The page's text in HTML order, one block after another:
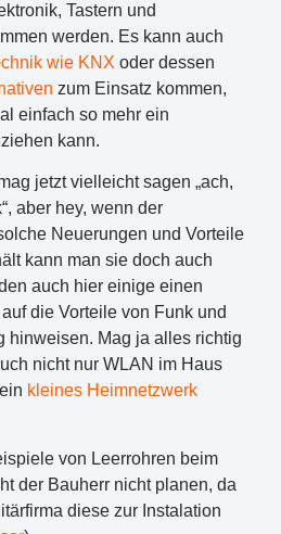
Tastern und
werden. Es kann auch
wie KNX oder dessen
zum Einsatz kommen,
einfach so mehr ein
kann.
jetzt vielleicht sagen „ach,
aber hey, wenn der
Neuerungen und Vorteile
kann man sie doch auch
auch hier einige einen
die Vorteile von Funk und
hinweisen. Mag ja alles richtig
nicht nur WLAN im Haus
kleines Heimnetzwerk
von Leerrohren beim
der Bauherr nicht planen, da
diese zur Instalation